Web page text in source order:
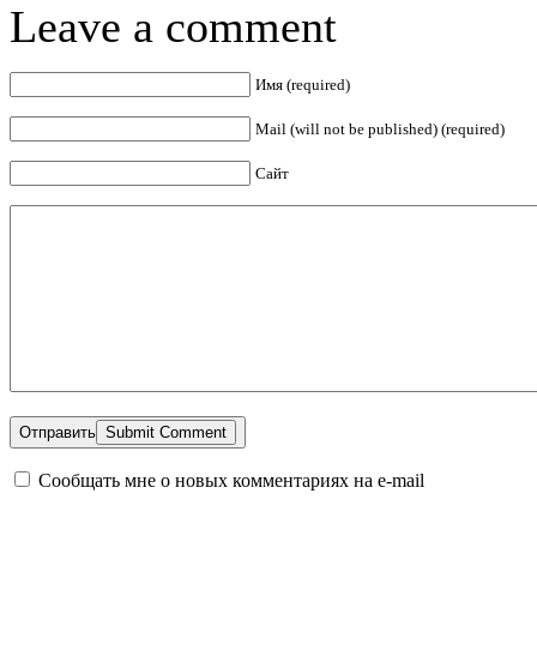
Leave a comment
Имя (required)
Mail (will not be published) (required)
Сайт
Отправить
Сообщать мне о новых комментариях на e-mail